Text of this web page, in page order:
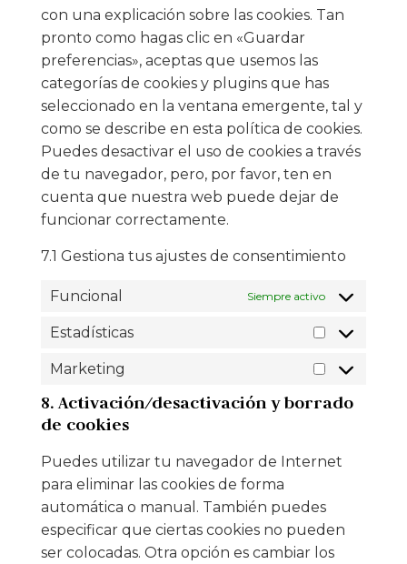
con una explicación sobre las cookies. Tan
pronto como hagas clic en «Guardar
preferencias», aceptas que usemos las
categorías de cookies y plugins que has
seleccionado en la ventana emergente, tal y
como se describe en esta política de cookies.
Puedes desactivar el uso de cookies a través
de tu navegador, pero, por favor, ten en
cuenta que nuestra web puede dejar de
funcionar correctamente.
7.1 Gestiona tus ajustes de consentimiento
Funcional Siempre activo
Estadísticas
Marketing
8. Activación/desactivación y borrado
de cookies
Puedes utilizar tu navegador de Internet
para eliminar las cookies de forma
automática o manual. También puedes
especificar que ciertas cookies no pueden
ser colocadas. Otra opción es cambiar los